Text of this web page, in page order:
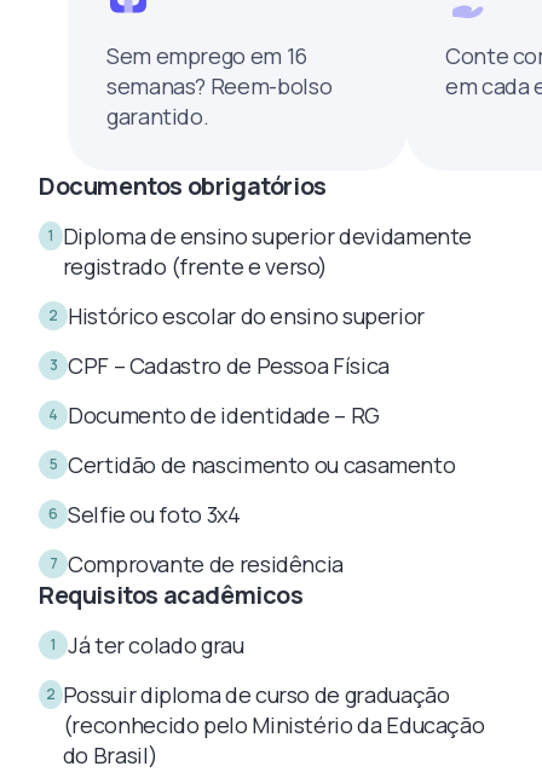
Sem emprego em 16
semanas? Reem-bolso
garantido.
Conte
em cada
Documentos obrigatórios
1 Diploma de ensino superior devidamente
registrado (frente e verso)
2 Histórico escolar do ensino superior
3 CPF – Cadastro de Pessoa Física
4 Documento de identidade – RG
5 Certidão de nascimento ou casamento
6 Selfie ou foto 3x4
7 Comprovante de residência
Requisitos acadêmicos
1 Já ter colado grau
2 Possuir diploma de curso de graduação
(reconhecido pelo Ministério da Educação
do Brasil)